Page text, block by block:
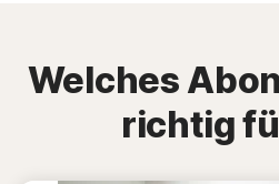
Welches
richtig